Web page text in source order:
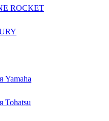
ROCKET
Yamaha
Tohatsu